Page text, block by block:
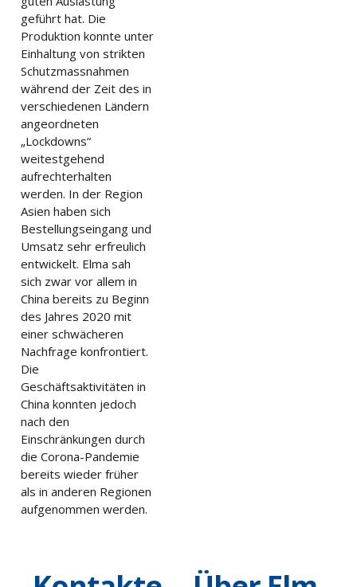
geführt hat. Die
Produktion konnte unter
Einhaltung von strikten
Schutzmassnahmen
während der Zeit des in
verschiedenen Ländern
angeordneten
„Lockdowns“
weitestgehend
aufrechterhalten
werden. In der Region
Asien haben sich
Bestellungseingang und
Umsatz sehr erfreulich
entwickelt. Elma sah
sich zwar vor allem in
China bereits zu Beginn
des Jahres 2020 mit
einer schwächeren
Nachfrage konfrontiert.
Die
Geschäftsaktivitäten in
China konnten jedoch
nach den
Einschränkungen durch
die Corona-Pandemie
bereits wieder früher
als in anderen Regionen
aufgenommen werden.